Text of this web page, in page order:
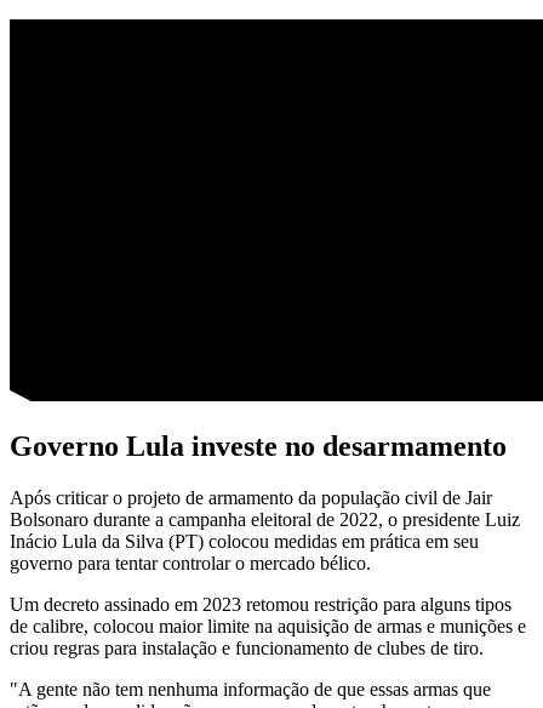
Governo Lula investe no desarmamento
Após criticar o projeto de armamento da população civil de Jair
Bolsonaro durante a campanha eleitoral de 2022, o presidente Luiz
Inácio Lula da Silva (PT) colocou medidas em prática em seu
governo para tentar controlar o mercado bélico.
Um decreto assinado em 2023 retomou restrição para alguns tipos
de calibre, colocou maior limite na aquisição de armas e munições e
criou regras para instalação e funcionamento de clubes de tiro.
"A gente não tem nenhuma informação de que essas armas que